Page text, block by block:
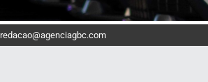
redacao@agenciagbc.com